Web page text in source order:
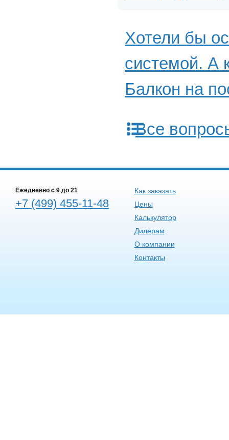
Хотели бы
системой. А
Балкон на
Все
Ежедневно c 9 до 21
+7 (499) 455-11-48
Как заказать
Цены
Калькулятор
Дилерам
О компании
Контакты